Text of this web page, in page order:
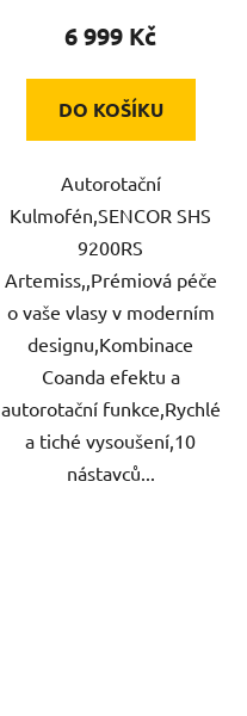
6 999 Kč
DO KOŠÍKU
Autorotační
Kulmofén,SENCOR SHS
9200RS
Artemiss,,Prémiová péče
o vaše vlasy v moderním
designu,Kombinace
Coanda efektu a
autorotační funkce,Rychlé
a tiché vysoušení,10
nástavců...